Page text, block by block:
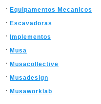
Equipamentos Mecanicos
Escavadoras
Implementos
Musa
Musacollective
Musadesign
Musaworklab